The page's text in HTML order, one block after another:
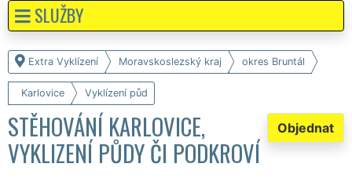
Extra Vyklízení Moravskoslezský kraj okres Bruntál
Karlovice Vyklízení půd
Objednat
STĚHOVÁNÍ KARLOVICE,
VYKLIZENÍ PŮDY ČI PODKROVÍ
SLUŽBY